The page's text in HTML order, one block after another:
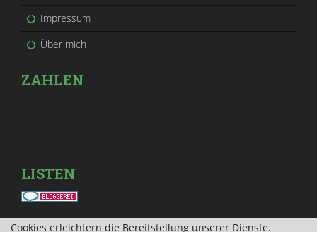
Impressum
Über mich
ZAHLEN
LISTEN
Cookies erleichtern die Bereitstellung unserer Dienste.